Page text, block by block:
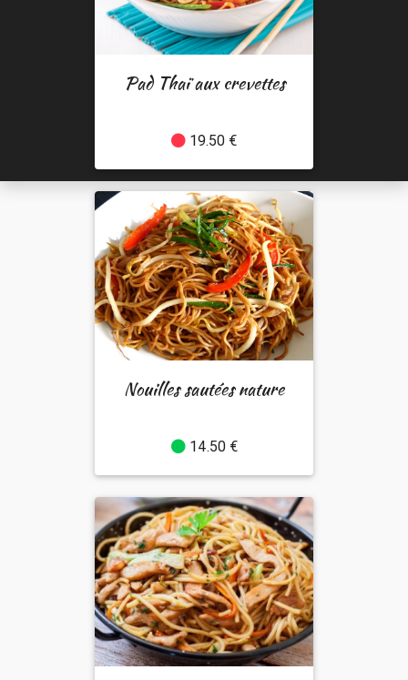
Pad Thaï aux crevettes
19.50 €
Nouilles sautées nature
14.50 €